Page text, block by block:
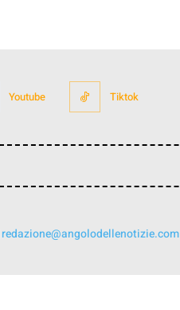
Youtube Tiktok
redazione@angolodellenotizie.com